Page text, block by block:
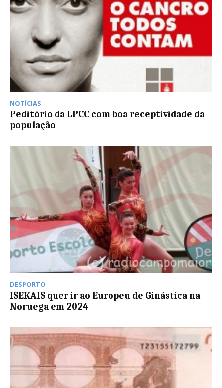
NOTÍCIAS
Peditório da LPCC com boa receptividade da
população
DESPORTO
ISEKAIS quer ir ao Europeu de Ginástica na
Noruega em 2024